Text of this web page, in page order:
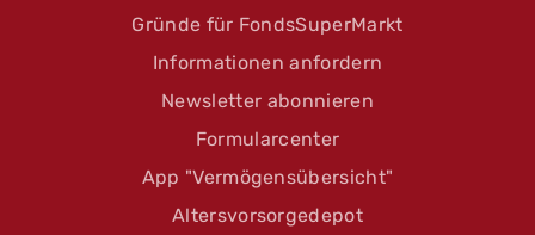
Gründe für FondsSuperMarkt
Informationen anfordern
Newsletter abonnieren
Formularcenter
App "Vermögensübersicht"
Altersvorsorgedepot